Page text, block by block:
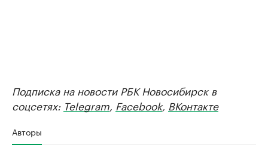
Подписка на новости РБК Новосибирск в
соцсетях: Telegram Facebook, ВКонтакте
Авторы